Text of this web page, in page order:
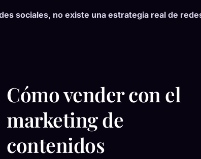
sociales, no existe una estrategia real de
Cómo vender con el
marketing de
contenidos